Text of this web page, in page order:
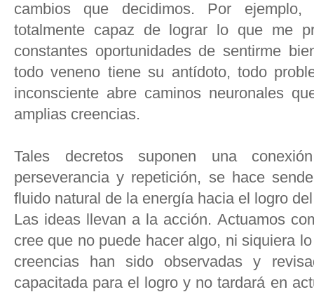
cambios que decidimos. Por ejemplo,
totalmente capaz de lograr lo que me
constantes oportunidades de sentirme
todo veneno tiene su antídoto, todo
inconsciente abre caminos neuronales
amplias creencias.
Tales decretos suponen una
perseverancia y repetición, se hace
fluido natural de la energía hacia el logro
Las ideas llevan a la acción. Actuamos
cree que no puede hacer algo, ni siquiera
creencias han sido observadas y
capacitada para el logro y no tardará en